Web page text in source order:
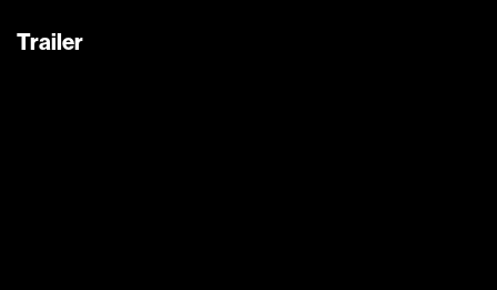
pandou, kterou pojmenuje Moon. A právě jejich setkání
Trailer